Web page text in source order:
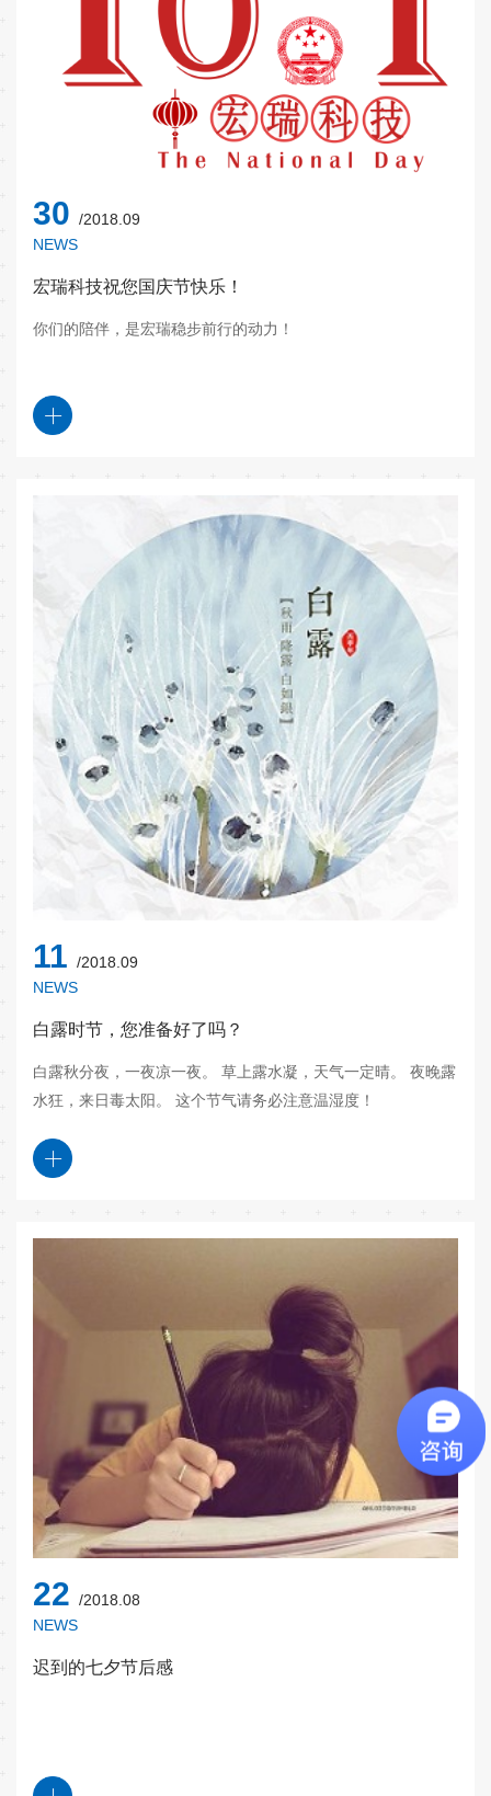
30 /2018.09
NEWS
宏瑞科技祝您国庆节快乐！
你们的陪伴，是宏瑞稳步前行的动力！
11 /2018.09
NEWS
白露时节，您准备好了吗？
白露秋分夜，一夜凉一夜。 草上露水凝，天气一定晴。 夜晚露
水狂，来日毒太阳。 这个节气请务必注意温湿度！
22 /2018.08
NEWS
迟到的七夕节后感